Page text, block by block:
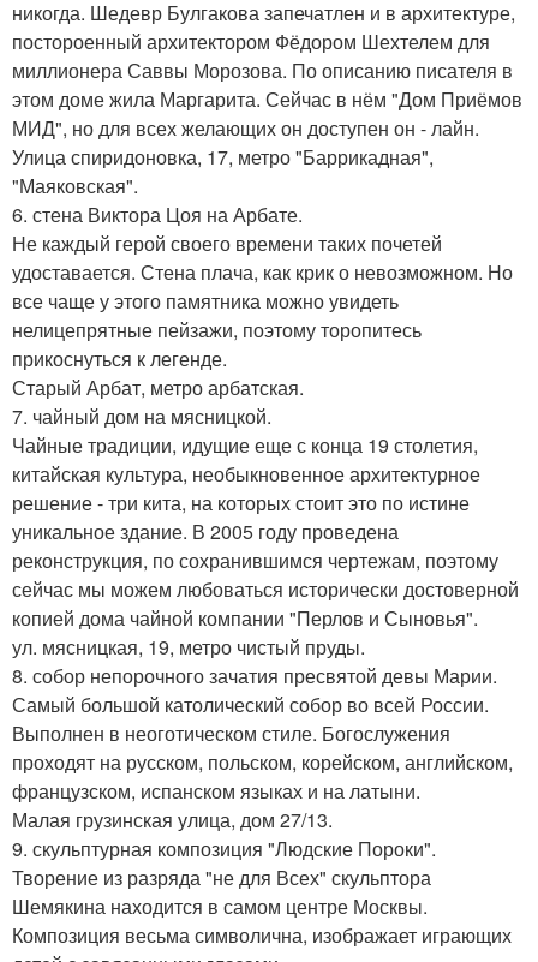
никогда. Шедевр Булгакова запечатлен и в архитектуре,
постороенный архитектором Фёдором Шехтелем для
миллионера Саввы Морозова. По описанию писателя в
этом доме жила Маргарита. Сейчас в нём "Дом Приёмов
МИД", но для всех желающих он доступен он - лайн.
Улица спиридоновка, 17, метро "Баррикадная",
"Маяковская".
6. стена Виктора Цоя на Арбате.
Не каждый герой своего времени таких почетей
удоставается. Стена плача, как крик о невозможном. Но
все чаще у этого памятника можно увидеть
нелицепрятные пейзажи, поэтому торопитесь
прикоснуться к легенде.
Старый Арбат, метро арбатская.
7. чайный дом на мясницкой.
Чайные традиции, идущие еще с конца 19 столетия,
китайская культура, необыкновенное архитектурное
решение - три кита, на которых стоит это по истине
уникальное здание. В 2005 году проведена
реконструкция, по сохранившимся чертежам, поэтому
сейчас мы можем любоваться исторически достоверной
копией дома чайной компании "Перлов и Сыновья".
ул. мясницкая, 19, метро чистый пруды.
8. собор непорочного зачатия пресвятой девы Марии.
Самый большой католический собор во всей России.
Выполнен в неоготическом стиле. Богослужения
проходят на русском, польском, корейском, английском,
французском, испанском языках и на латыни.
Малая грузинская улица, дом 27/13.
9. скульптурная композиция "Людские Пороки".
Творение из разряда "не для Всех" скульптора
Шемякина находится в самом центре Москвы.
Композиция весьма символична, изображает играющих